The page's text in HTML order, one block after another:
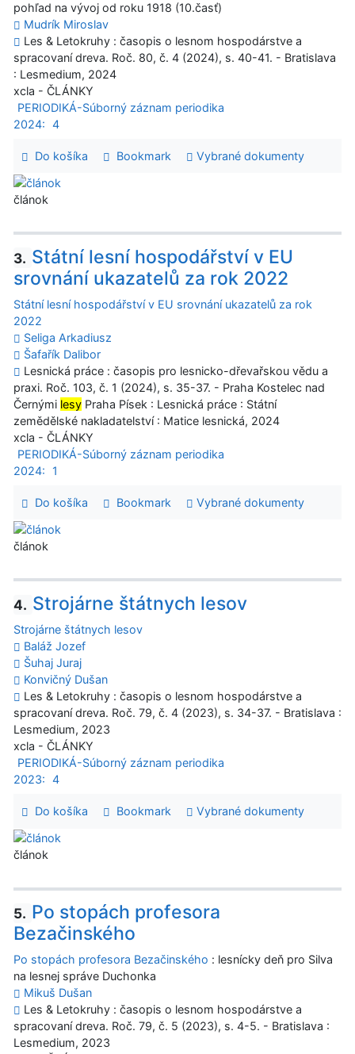
pohľad na vývoj od roku 1918 (10.časť)
Mudrík Miroslav
Les & Letokruhy : časopis o lesnom hospodárstve a
spracovaní dreva. Roč. 80, č. 4 (2024), s. 40-41. - Bratislava
: Lesmedium, 2024
xcla - ČLÁNKY
PERIODIKÁ-Súborný záznam periodika
2024: 4
Do košíka Bookmark Vybrané dokumenty
článok
3. Státní lesní hospodářství v EU
srovnání ukazatelů za rok 2022
Státní lesní hospodářství v EU srovnání ukazatelů za rok
2022
Seliga Arkadiusz
Šafařík Dalibor
Lesnická práce : časopis pro lesnicko-dřevařskou vědu a
praxi. Roč. 103, č. 1 (2024), s. 35-37. - Praha Kostelec nad
Černými lesy Praha Písek : Lesnická práce : Státní
zemědělské nakladatelství : Matice lesnická, 2024
xcla - ČLÁNKY
PERIODIKÁ-Súborný záznam periodika
2024:
1
Do košíka Bookmark Vybrané dokumenty
článok
4. Strojárne štátnych lesov
Strojárne štátnych lesov
Baláž Jozef
Šuhaj Juraj
Konvičný Dušan
Les & Letokruhy : časopis o lesnom hospodárstve a
spracovaní dreva. Roč. 79, č. 4 (2023), s. 34-37. - Bratislava :
Lesmedium, 2023
xcla - ČLÁNKY
PERIODIKÁ-Súborný záznam periodika
2023: 4
Do košíka Bookmark Vybrané dokumenty
článok
5. Po stopách profesora
Bezačinského
Po stopách profesora Bezačinského : lesnícky deň pro Silva
na lesnej správe Duchonka
Mikuš Dušan
Les & Letokruhy : časopis o lesnom hospodárstve a
spracovaní dreva. Roč. 79, č. 5 (2023), s. 4-5. - Bratislava :
Lesmedium, 2023